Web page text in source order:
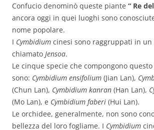
Confucio denominò queste piante “ Re
ancora oggi in quei luoghi sono
nome popolare.
I Cymbidium cinesi sono raggruppati in un
chiamato Jensoa.
Le cinque specie che compongono
sono: Cymbidium ensifolium (Jian Lan),
(Chun Lan), Cymbidium kanran (Han Lan),
(Mo Lan), e Cymbidium faberi (Hui Lan).
Le orchidee, generalmente, non sono
bellezza del loro fogliame. I Cymbidium